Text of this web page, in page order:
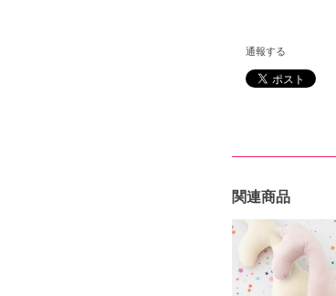
通報する
関連商品